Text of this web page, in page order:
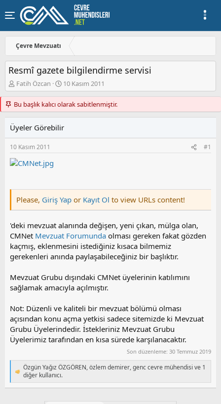
Çevre Mevzuatı
Resmî gazete bilgilendirme servisi
K
o
n
u
y
u
b
a
ş
l
a
n
Fatih Özcan
B
a
l
a
n
g
ç
i
h
10 Kasım 2011
Bu başlık kalıcı olarak sabitlenmiştir.
Üyeler Görebilir
10 Kasım 2011 #1
Please, Giriş Yap or Kayıt Ol to view URLs content!
'deki mevzuat alanında değişen, yeni çıkan, mülga olan,
CMNet Mevzuat Forumunda olması gereken fakat gözden
kaçmış, eklenmesini istediğiniz kısaca bilmemiz
gerekenleri anında paylaşabileceğiniz bir başlıktır.
Mevzuat Grubu dışındaki CMNet üyelerinin katılımını
sağlamak amacıyla açılmıştır.
Not: Düzenli ve kaliteli bir mevzuat bölümü olması
açısından konu açma yetkisi sadece sitemizde ki Mevzuat
Grubu Üyelerindedir. İstekleriniz Mevzuat Grubu
Üyelerimiz tarafından en kısa sürede karşılanacaktır.
Son düzenleme: 30 Temmuz 2019
T
e
p
Özgün Yağız ÖZGÖREN,özlem demirer,genc cevre mühendisi ve 1
diğer kullanıcı.